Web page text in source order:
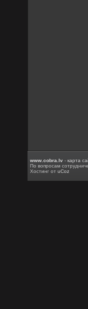
www.cobra.lv -карта
По вопросам
Хостинг отuCoz